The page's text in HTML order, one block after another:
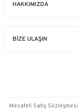
HAKKIMIZDA
BİZE ULAŞIN
Mesafeli Satış Sözleşmesi